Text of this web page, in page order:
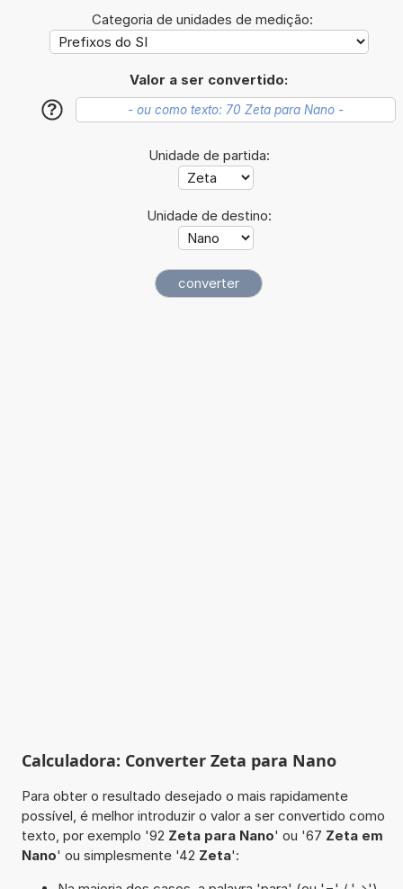
Categoria de unidades de medição:
Valor a ser convertido:
?
Unidade de partida:
Unidade de destino:
Calculadora: Converter Zeta para Nano
Para obter o resultado desejado o mais rapidamente
possível, é melhor introduzir o valor a ser convertido como
texto, por exemplo '92 Zeta para Nano' ou '67 Zeta em
Nano' ou simplesmente '42 Zeta':